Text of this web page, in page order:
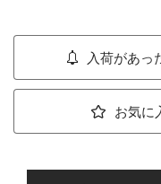
入荷があっ
お気に